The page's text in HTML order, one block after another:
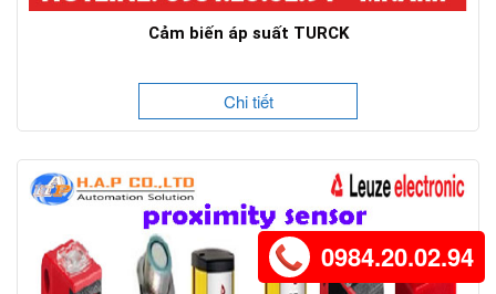
Cảm biến áp suất TURCK
Chi tiết
0984.20.02.94